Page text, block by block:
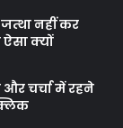
नहीं कर
क्यों
चर्चा में रहने